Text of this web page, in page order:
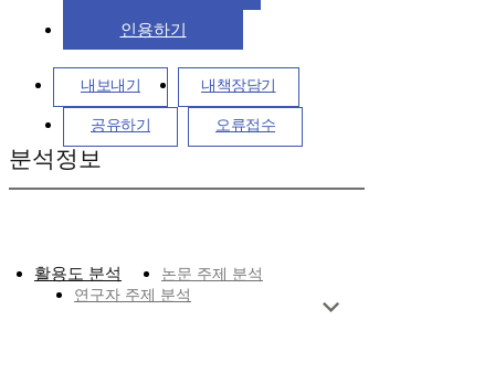
인용하기
내보내기 내책장담기
공유하기 오류접수
분석정보
활용도 분석
논문 주제 분석
연구자 주제 분석